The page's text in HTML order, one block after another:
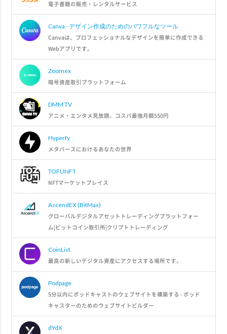
電子書籍の販売・レンタルサービス
Canva - デザイン作成のためのパワフルなツール
Canvaは、プロフェッショナルなデザインを簡単に作成できる
Webアプリです。
Zoomex
暗号資産取引プラットフォーム
DMM TV
アニメ・エンタメ見放題、コスパ最強月額550円
Hyperfy
メタバースにおけるあなたの世界
TOFUNFT
NFTマーケットプレイス
AscendEX (BitMax)
グローバルデジタルアセットトレーディングプラットフォー
ム|ビットコイン取引所|クリプトトレーディング
CoinList
最高の新しいデジタル資産にアクセスする場所です。
Podpage
5分以内にポッドキャストのウェブサイトを構築する - ポッド
キャスターのためのウェブサイトビルダー
dYdX